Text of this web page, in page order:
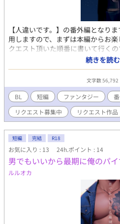
【人違いです。】の番外編となり
用しますので、まずは本編からお
クエスト頂いた順番に書いて行く
編小説集としてお楽しみいただけ
沢山のリクエスト本当にありがと
集中！】 感想欄、TwitterのDM、
待ちしております。TwitterのFleet
リクエスト集を載せております。
ンリク、ifストーリー、CP自由 表
(@jirujiaru826)に有償にて書いて頂
ございます。
続きを読む
文字数 56,792
BL 短編 ファンタジー
リクエスト募集中
リクエスト作品
短編 完結 R18
お気に入り : 13 24h.ポイント : 14
男でもいいから最期に俺のパ
ルルオカ